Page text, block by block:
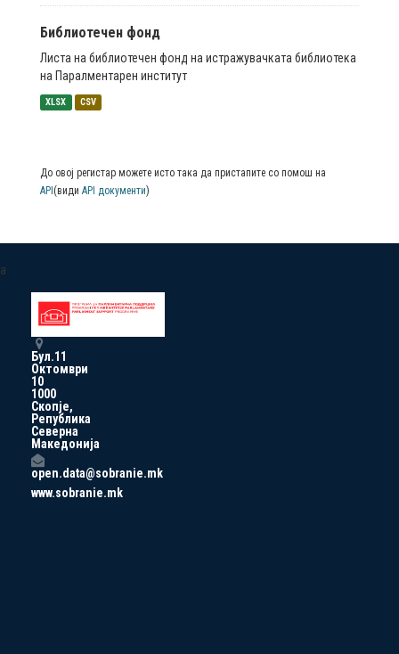
Библиотечен фонд
Листа на библиотечен фонд на истражувачката библиотека
на Паралментарен институт
XLSX CSV
До овој регистар можете исто така да пристапите со помош на
API (види API документи)
a
Бул.11
Октомври
10
1000
Скопје,
Република
Северна
Македонија
open.data@sobranie.mk
www.sobranie.mk